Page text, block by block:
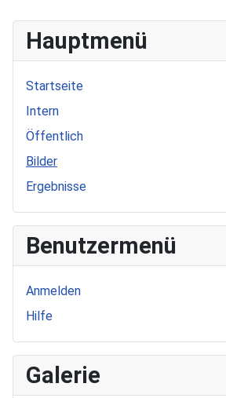
Hauptmenü
Startseite
Intern
Öffentlich
Bilder
Ergebnisse
Benutzermenü
Anmelden
Hilfe
Galerie